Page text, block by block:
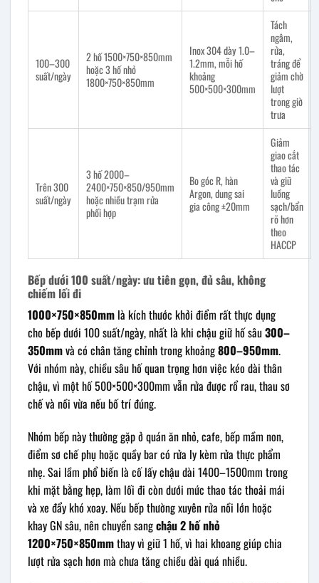
100–300
suất/ngày
2 hố 1500×750×850mm
hoặc 3 hố nhỏ
1800×750×850mm
Inox 304 dày 1.0–
1.2mm, mỗi hố
khoảng
500×500×300mm
Tách
ngâm,
rửa,
tráng để
giảm chờ
lượt
trong giờ
trưa
Trên 300
suất/ngày
3 hố 2000–
2400×750×850/950mm
hoặc nhiều trạm rửa
phối hợp
Bo góc R, hàn
Argon, dung sai
gia công ±20mm
Giảm
giao cắt
thao tác
và giữ
luồng
sạch/bẩn
rõ hơn
theo
HACCP
Bếp dưới 100 suất/ngày: ưu tiên gọn, đủ sâu, không
chiếm lối đi
1000×750×850mm là kích thước khởi điểm rất thực dụng
cho bếp dưới 100 suất/ngày, nhất là khi chậu giữ hố sâu300–
350mmvà có chân tăng chỉnh trong khoảng800–950mm.
Với nhóm này, chiều sâu hố quan trọng hơn việc kéo dài thân
chậu, vì một hố 500×500×300mm vẫn rửa được rổ rau, thau sơ
chế và nồi vừa nếu bố trí đúng.
Nhóm bếp này thường gặp ở quán ăn nhỏ, cafe, bếp mầm non,
điểm sơ chế phụ hoặc quầy bar có rửa ly kèm rửa thực phẩm
nhẹ. Sai lầm phổ biến là cố lấy chậu dài 1400–1500mm trong
khi mặt bằng hẹp, làm lối đi còn dưới mức thao tác thoải mái
và xe đẩy khó xoay. Nếu bếp thường xuyên rửa nồi lớn hoặc
khay GN sâu, nên chuyển sangchậu 2 hố nhỏ
1200×750×850mmthay vì giữ 1 hố, vì hai khoang giúp chia
lượt rửa sạch hơn mà chưa tăng chiều dài quá nhiều.